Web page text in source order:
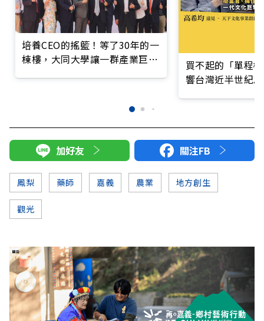
培養CEO的搖籃！等了30年的一
棟樓，大同大學讓一群產業巨擘
買不起的「單程
響台灣近半世紀
加好友 關注FB
鳳梨 藥師 嘉義 農業 地方創生
觀光